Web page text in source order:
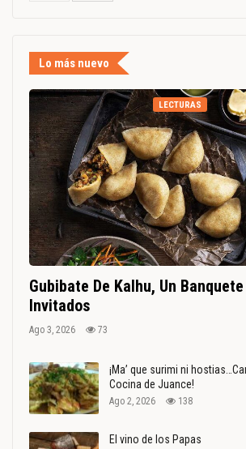
Lo más nuevo
LECTURAS
Gubibate De Kalhu, Un
Invitados
Ago 3, 2026 73
¡Ma’ que surimi ni
Cocina de Juance!
Ago 2, 2026 138
El vino de los Papas